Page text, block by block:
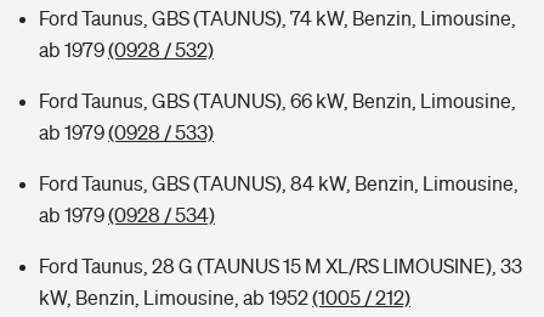
Ford Taunus, GBS (TAUNUS), 74 kW, Benzin, Limousine,
ab 1979(0928 / 532)
Ford Taunus, GBS (TAUNUS), 66 kW, Benzin, Limousine,
ab 1979(0928 / 533)
Ford Taunus, GBS (TAUNUS), 84 kW, Benzin, Limousine,
ab 1979(0928 / 534)
Ford Taunus, 28 G (TAUNUS 15 M XL/RS LIMOUSINE), 33
kW, Benzin, Limousine, ab 1952(1005 / 212)